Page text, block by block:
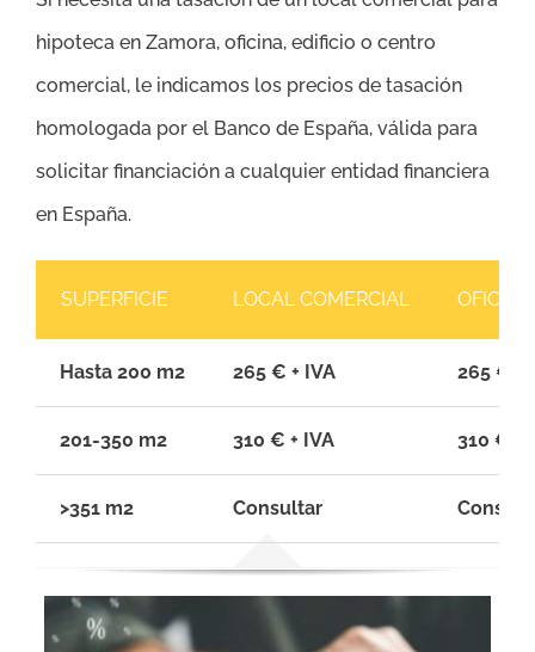
hipoteca en Zamora, oficina, edificio o centro
comercial, le indicamos los precios de tasación
homologada por el Banco de España, válida para
solicitar financiación a cualquier entidad financiera
en España.
SUPERFICIE LOCAL COMERCIAL OFICINA
Hasta 200 m2 265 € + IVA 265 € +
201-350 m2 310 € + IVA 310 € +
>351 m2 Consultar